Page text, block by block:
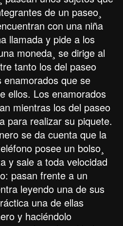
de un paseo¸
con una niña
llamada y pide a los
moneda¸ se dirige al
tanto los del paseo
que se
ellos. Los enamorados
mientras los del paseo
para realizar su piquete.
se da cuenta que la
posee un bolso¸
y sale a toda velocidad
pasan frente a un
leyendo una de sus
una de ellas
y haciéndolo